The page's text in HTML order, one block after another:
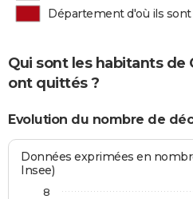
Département d'où ils
Qui sont les habitants de
ont quittés ?
Evolution du nombre de
Données exprimées en
Insee)
8